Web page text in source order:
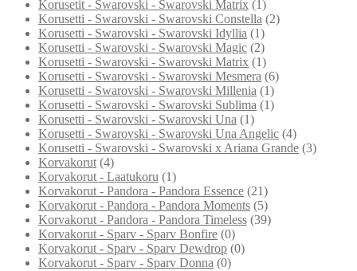
Korusetit - Swarovski - Swarovski Matrix (1)
Korusetti - Swarovski - Swarovski Constella (2)
Korusetti - Swarovski - Swarovski Idyllia (1)
Korusetti - Swarovski - Swarovski Magic (2)
Korusetti - Swarovski - Swarovski Matrix (1)
Korusetti - Swarovski - Swarovski Mesmera (6)
Korusetti - Swarovski - Swarovski Millenia (1)
Korusetti - Swarovski - Swarovski Sublima (1)
Korusetti - Swarovski - Swarovski Una (1)
Korusetti - Swarovski - Swarovski Una Angelic (4)
Korusetti - Swarovski - Swarovski x Ariana Grande (3)
Korvakorut (4)
Korvakorut - Laatukoru (1)
Korvakorut - Pandora - Pandora Essence (21)
Korvakorut - Pandora - Pandora Moments (5)
Korvakorut - Pandora - Pandora Timeless (39)
Korvakorut - Sparv - Sparv Bonfire (0)
Korvakorut - Sparv - Sparv Dewdrop (0)
Korvakorut - Sparv - Sparv Donna (0)